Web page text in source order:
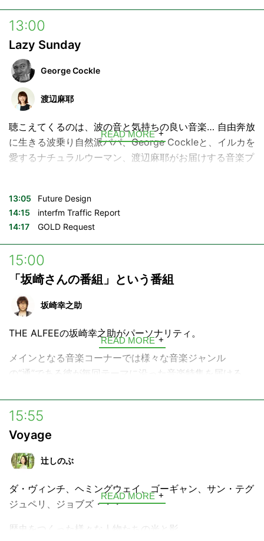
構成：飯村聖美
は何年 経っても覚えてる…！そんな生きる音楽辞典、
George Cockleが、日曜日のお昼にぴったりなグッドミュ
ージックをセレクト。素敵なミュージシャンや、海にまつ
わるゲストをお迎えすることも。
大好物は音楽、海、家族、友達、そしてリスナーのあなた
からのメッセージ。George&麻耶と一緒に LAZYな休日を
お楽しみ下さい♪
▼Causette.Joli presents Radio Beauté
OA 毎月第2日曜13:35-
"指先から花、咲う" 日本製ネイルブランド Causette.Joli
フスタイルを考えていくスペシャルコーナー。
---
Causette.Joli
13:00
Lazy Sunday
George Cockle
渡辺麻耶
聴こえてくるのは、波の音と気持ちの良い音楽… 自由奔放
に生きる波乗り自然派パパ、George Cockleと、イルカを
愛するナチュラルウーマン、渡辺麻耶がお届けする音楽プ
興味のないことは一瞬で忘れるけれど、大好きな曲の情報
は何年 経っても覚えてる…！そんな生きる音楽辞典、
George Cockleが、日曜日のお昼にぴったりなグッドミュ
ージックをセレクト。素敵なミュージシャンや、海にまつ
わるゲストをお迎えすることも。
大好物は音楽、海、家族、友達、そしてリスナーのあなた
からのメッセージ。George&麻耶と一緒に LAZYな休日を
お楽しみ下さい♪
▼Causette.Joli presents Radio Beauté
OA 毎月第2日曜13:35-
"指先から花、咲う" 日本製ネイルブランド Causette.Joli
フスタイルを考えていくスペシャルコーナー。
---
Causette.Joli
READ MORE
13:05
Future Design
14:15
interfm Traffic Report
14:17
GOLD Request
15:00
「坂崎さんの番組」という番組
坂崎幸之助
THE ALFEEの坂崎幸之助がパーソナリティ。
メインとなる音楽コーナーでは様々な音楽ジャンル
の“通”である彼が毎回テーマに沿った音楽特集を届ける。
また、幅広い交友関係からゲストを招くこともある。
READ MORE
15:55
Voyage
辻しのぶ
ダ・ヴィンチ、ヘミングウェイ、ゴーギャン、サン・テグ
ジュペリ、ジョブズ・・・
歴史をつくった様々な人物たちの光と影。
READ MORE